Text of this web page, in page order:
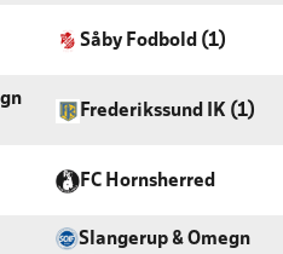
Såby Fodbold (1)
Frederikssund IK (1)
FC Hornsherred
Slangerup & Omegn